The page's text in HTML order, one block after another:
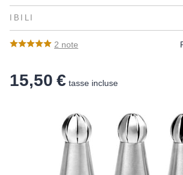
IBILI
2 note
15,50 € tasse incluse